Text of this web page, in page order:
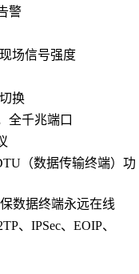
警
场信号强度
换
全千兆端口
（数据传输终端）功
数据终端永远在线
、IPSec、 EOIP、